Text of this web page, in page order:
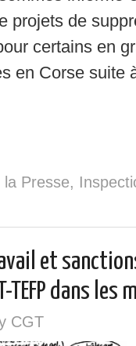
projets de
certains en
en Corse suite
la Presse,
et
dans les
CGT